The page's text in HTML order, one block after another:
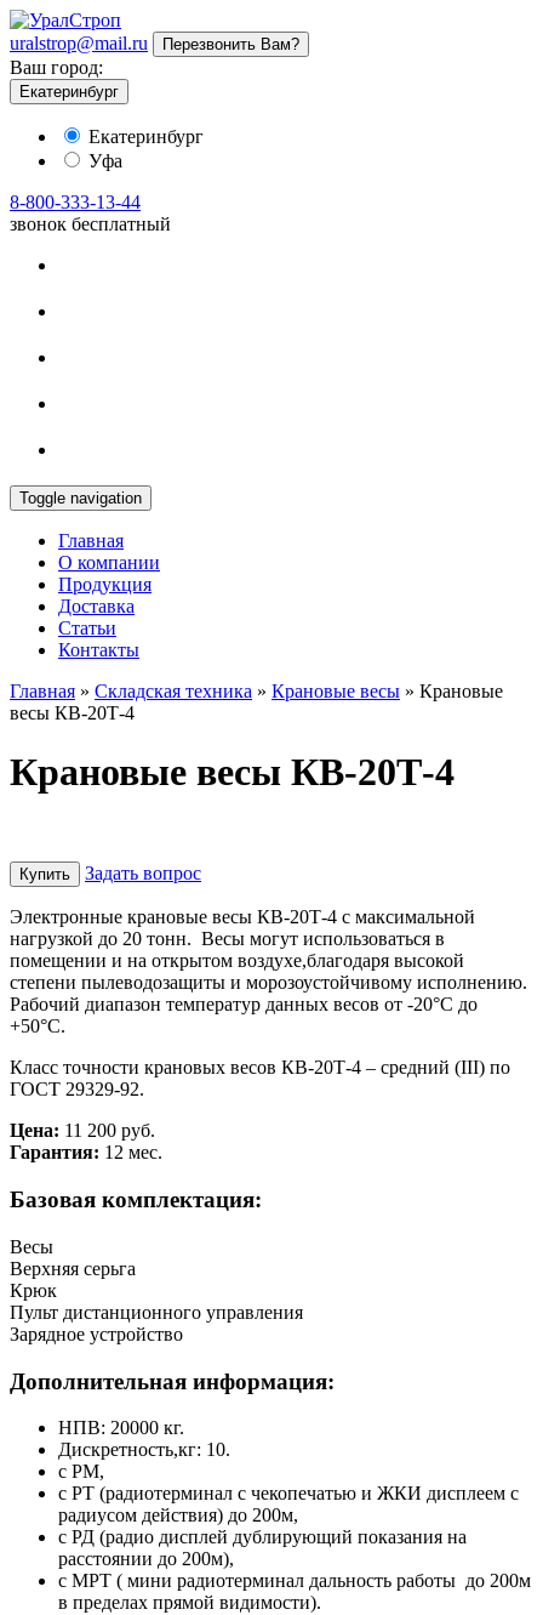
uralstrop@mail.ru Перезвонить Вам?
Ваш город:
Екатеринбург
Екатеринбург
Уфа
8-800-333-13-44
звонок бесплатный
Toggle navigation
Главная
О компании
Продукция
Доставка
Cтатьи
Контакты
Главная » Складская техника » Крановые весы » Крановые
весы КВ-20Т-4
Крановые весы КВ-20Т-4
Купить Задать вопрос
Электронные крановые весы КВ-20Т-4 с максимальной
нагрузкой до 20 тонн. Весы могут использоваться в
помещении и на открытом воздухе,благодаря высокой
степени пылеводозащиты и морозоустойчивому исполнению.
Рабочий диапазон температур данных весов от -20°С до
+50°С.
Класс точности крановых весов КВ-20Т-4 – средний (III) по
ГОСТ 29329-92.
Цена: 11 200 руб.
Гарантия: 12 мес.
Базовая комплектация:
Весы
Верхняя серьга
Крюк
Пульт дистанционного управления
Зарядное устройство
Дополнительная информация:
НПВ: 20000 кг.
Дискретность,кг: 10.
с РМ,
с РТ (радиотерминал с чекопечатью и ЖКИ дисплеем с
радиусом действия) до 200м,
с РД (радио дисплей дублирующий показания на
расстоянии до 200м),
с МРТ ( мини радиотерминал дальность работы до 200м
в пределах прямой видимости).